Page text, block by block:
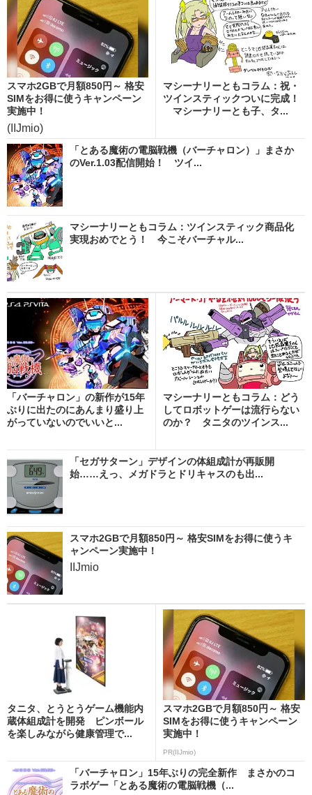
スマホ2GBで月額850円～ 格安
SIMをお得に使うキャンペーン
実施中！
(IIJmio)
マシーナリーともコラム：祝・
ツインスティックついに完成！
マシーナリーとも子、タ...
「とある魔術の電脳戦機（バーチャロン）」まさか
のVer.1.03配信開始！ ツイ...
マシーナリーともコラム：ツインスティック商品化
実現おめでとう！ 今こそバーチャル...
「バーチャロン」の新作が15年
ぶりに出たのにあんまり盛り上
がっていないのでいいと...
マシーナリーともコラム：どう
してロボットゲーは流行らない
のか？ タニタのツインス...
「セガサターン」デザインの体組成計が再販開
始……えっ、メガドラとドリキャスのも出...
スマホ2GBで月額850円～ 格安SIMをお得に使うキ
ャンペーン実施中！
IIJmio
タニタ、とうとうゲーム機能内
蔵体組成計を開発 ピンボール
を楽しみながら健康管理で...
スマホ2GBで月額850円～ 格安
SIMをお得に使うキャンペーン
実施中！
PR(IIJmio)
「バーチャロン」15年ぶりの完全新作 まさかのコ
ラボゲー「とある魔術の電脳戦機（...